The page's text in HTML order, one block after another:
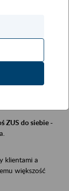
urzędu.
ZUS do siebie -
klientami a
większość